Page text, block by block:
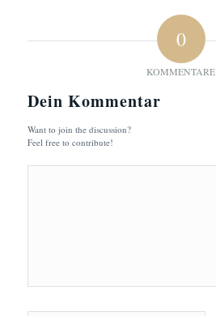
0
KOMMENTARE
Dein Kommentar
Want to join the discussion?
Feel free to contribute!